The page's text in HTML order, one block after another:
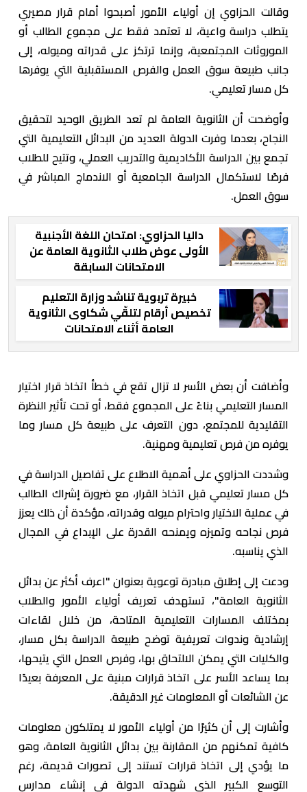
وقالت الحزاوي إن أولياء الأمور أصبحوا أمام قرار مصيري
يتطلب دراسة واعية، لا تعتمد فقط على مجموع الطالب أو
الموروثات المجتمعية، وإنما ترتكز على قدراته وميوله، إلى
جانب طبيعة سوق العمل والفرص المستقبلية التي يوفرها
كل مسار تعليمي.
وأوضحت أن الثانوية العامة لم تعد الطريق الوحيد لتحقيق
النجاح، بعدما وفرت الدولة العديد من البدائل التعليمية التي
تجمع بين الدراسة الأكاديمية والتدريب العملي، وتتيح للطلاب
فرصًا لاستكمال الدراسة الجامعية أو الاندماج المباشر في
سوق العمل.
داليا الحزاوي: امتحان اللغة الأجنبية
الأولى عوض طلاب الثانوية العامة عن
الامتحانات السابقة
خبيرة تربوية تناشد وزارة التعليم
تخصيص أرقام لتلقّي شكاوى الثانوية
العامة أثناء الامتحانات
وأضافت أن بعض الأسر لا تزال تقع في خطأ اتخاذ قرار اختيار
المسار التعليمي بناءً على المجموع فقط، أو تحت تأثير النظرة
التقليدية للمجتمع، دون التعرف على طبيعة كل مسار وما
يوفره من فرص تعليمية ومهنية.
وشددت الحزاوي على أهمية الاطلاع على تفاصيل الدراسة في
كل مسار تعليمي قبل اتخاذ القرار، مع ضرورة إشراك الطالب
في عملية الاختيار واحترام ميوله وقدراته، مؤكدة أن ذلك يعزز
فرص نجاحه وتميزه ويمنحه القدرة على الإبداع في المجال
الذي يناسبه.
ودعت إلى إطلاق مبادرة توعوية بعنوان "اعرف أكثر عن بدائل
الثانوية العامة"، تستهدف تعريف أولياء الأمور والطلاب
بمختلف المسارات التعليمية المتاحة، من خلال لقاءات
إرشادية وندوات تعريفية توضح طبيعة الدراسة بكل مسار،
والكليات التي يمكن الالتحاق بها، وفرص العمل التي يتيحها،
بما يساعد الأسر على اتخاذ قرارات مبنية على المعرفة بعيدًا
عن الشائعات أو المعلومات غير الدقيقة.
وأشارت إلى أن كثيرًا من أولياء الأمور لا يمتلكون معلومات
كافية تمكنهم من المقارنة بين بدائل الثانوية العامة، وهو
ما يؤدي إلى اتخاذ قرارات تستند إلى تصورات قديمة، رغم
التوسع الكبير الذي شهدته الدولة في إنشاء مدارس